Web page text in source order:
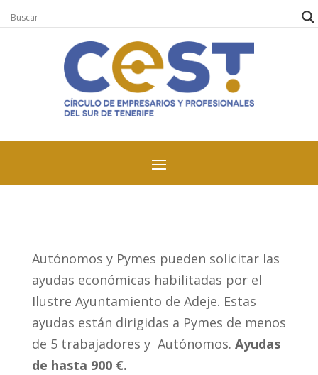
Autónomos y Pymes pueden solicitar las
ayudas económicas habilitadas por el
Ilustre Ayuntamiento de Adeje. Estas
ayudas están dirigidas a Pymes de menos
de 5 trabajadores y Autónomos. Ayudas
de hasta 900 €.